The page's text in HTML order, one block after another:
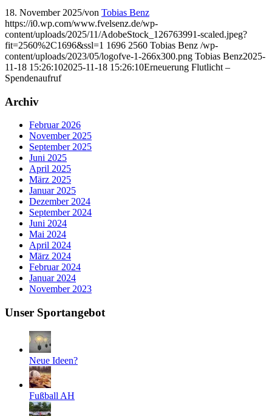
18. November 2025/von Tobias Benz
https://i0.wp.com/www.fvelsenz.de/wp-
content/uploads/2025/11/AdobeStock_126763991-scaled.jpeg?
fit=2560%2C1696&ssl=1 1696 2560 Tobias Benz /wp-
content/uploads/2023/05/logofve-1-266x300.png Tobias Benz2025-
11-18 15:26:102025-11-18 15:26:10Erneuerung Flutlicht –
Spendenaufruf
Archiv
Februar 2026
November 2025
September 2025
Juni 2025
April 2025
März 2025
Januar 2025
Dezember 2024
September 2024
Juni 2024
Mai 2024
April 2024
März 2024
Februar 2024
Januar 2024
November 2023
Unser Sportangebot
Neue Ideen?
Fußball AH